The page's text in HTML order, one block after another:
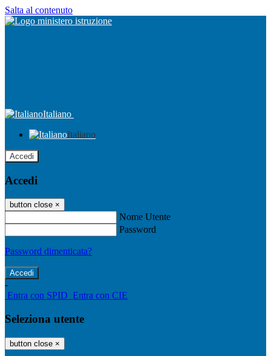
Salta al contenuto
Italiano
Italiano
Accedi
Accedi
button close ×
Nome Utente
Password
Password dimenticata?
-
Entra con SPID Entra con CIE
Seleziona utente
button close ×